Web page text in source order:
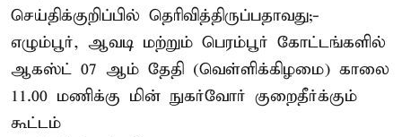
செய்திக்குறிப்பில் தெரிவித்திருப்பதாவது;-
எழும்பூர், ஆவடி மற்றும் பெரம்பூர் கோட்டங்களில்
ஆகஸ்ட் 07 ஆம் தேதி (வெள்ளிக்கிழமை) காலை
11.00 மணிக்கு மின் நுகர்வோர் குறைதீர்க்கும்
கூட்டம்